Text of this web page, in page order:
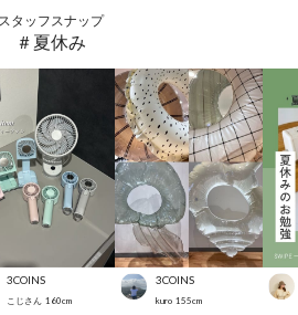
スタッフスナップ
＃夏休み
3COINS
こじさん 160cm
3COINS
kuro 155cm